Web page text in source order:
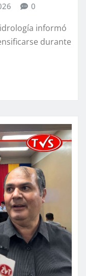
0
informó
durante